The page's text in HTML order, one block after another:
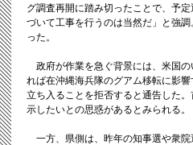
グ調査再開に踏み切ったことで、予
づいて工事を行うのは当然だ」と強
った。
政府が作業を急ぐ背景には、米国
れば在沖縄海兵隊のグアム移転に影
立ち入ることを拒否すると通告した
示したいとの思惑があるとみられる。
一方、県側は、昨年の知事選や衆